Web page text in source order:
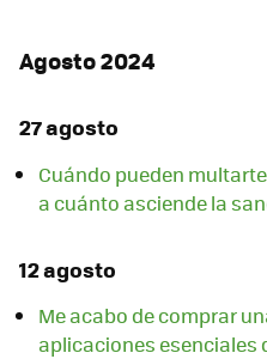
Agosto 2024
27 agosto
Cuándo pueden
a cuánto asciende la
12 agosto
Me acabo de comprar
aplicaciones esenciales